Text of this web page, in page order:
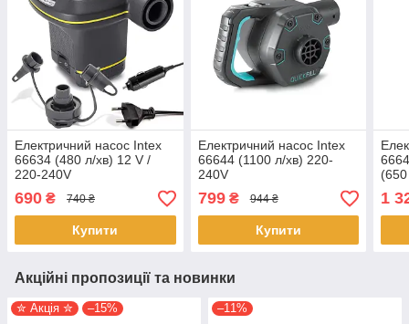
Електричний насос Intex
66634 (480 л/хв) 12 V /
220-240V
690 ₴ 740 ₴
Купити
Електричний насос Intex
66644 (1100 л/хв) 220-
240V
799₴ 944 ₴
Купити
1
Акційні пропозиції та новинки
✮ Акція ✮ –15% –11%